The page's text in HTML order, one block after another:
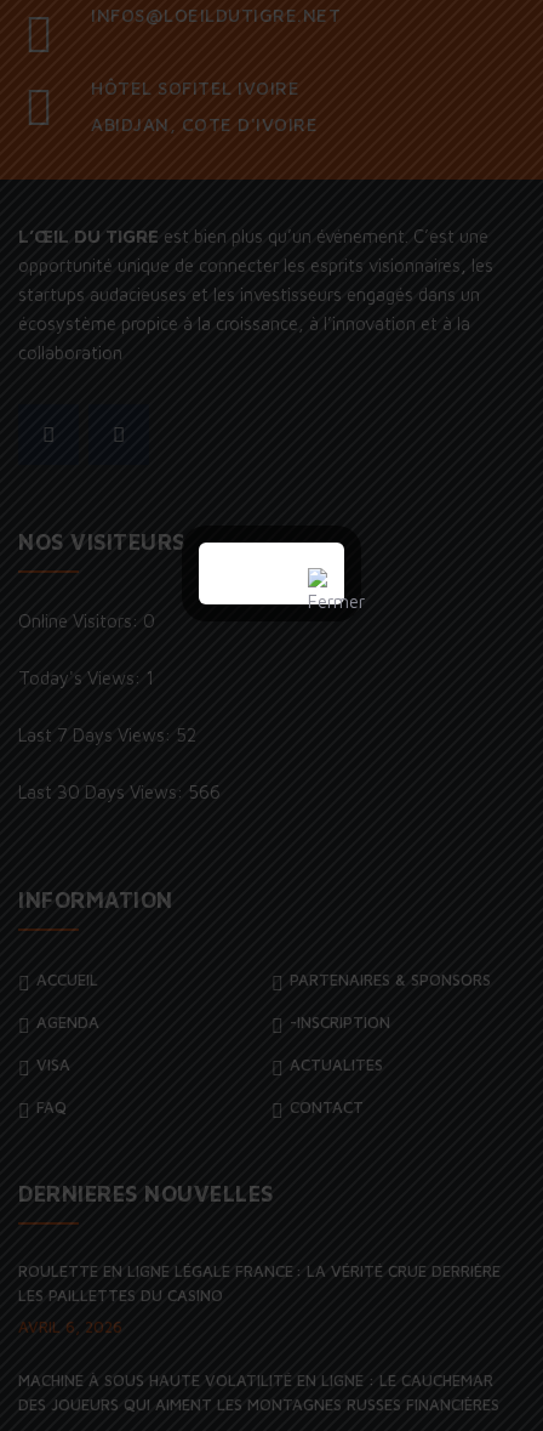
INFOS@LOEILDUTIGRE.NET
HÔTEL SOFITEL IVOIRE
ABIDJAN, COTE D'IVOIRE
L’ŒIL DU TIGRE est bien plus qu’un événement. C’est une
opportunité unique de connecter les esprits visionnaires, les
startups audacieuses et les investisseurs engagés dans un
écosystème propice à la croissance, à l’innovation et à la
collaboration
NOS VISITEURS
Online Visitors: 0
Today's Views: 1
Last 7 Days Views: 52
Last 30 Days Views: 566
INFORMATION
ACCUEIL PARTENAIRES & SPONSORS
AGENDA -INSCRIPTION
VISA ACTUALITES
FAQ CONTACT
DERNIERES NOUVELLES
ROULETTE EN LIGNE LÉGALE FRANCE : LA VÉRITÉ CRUE DERRIÈRE
LES PAILLETTES DU CASINO
AVRIL 6, 2026
MACHINE À SOUS HAUTE VOLATILITÉ EN LIGNE : LE CAUCHEMAR
DES JOUEURS QUI AIMENT LES MONTAGNES RUSSES FINANCIÈRES